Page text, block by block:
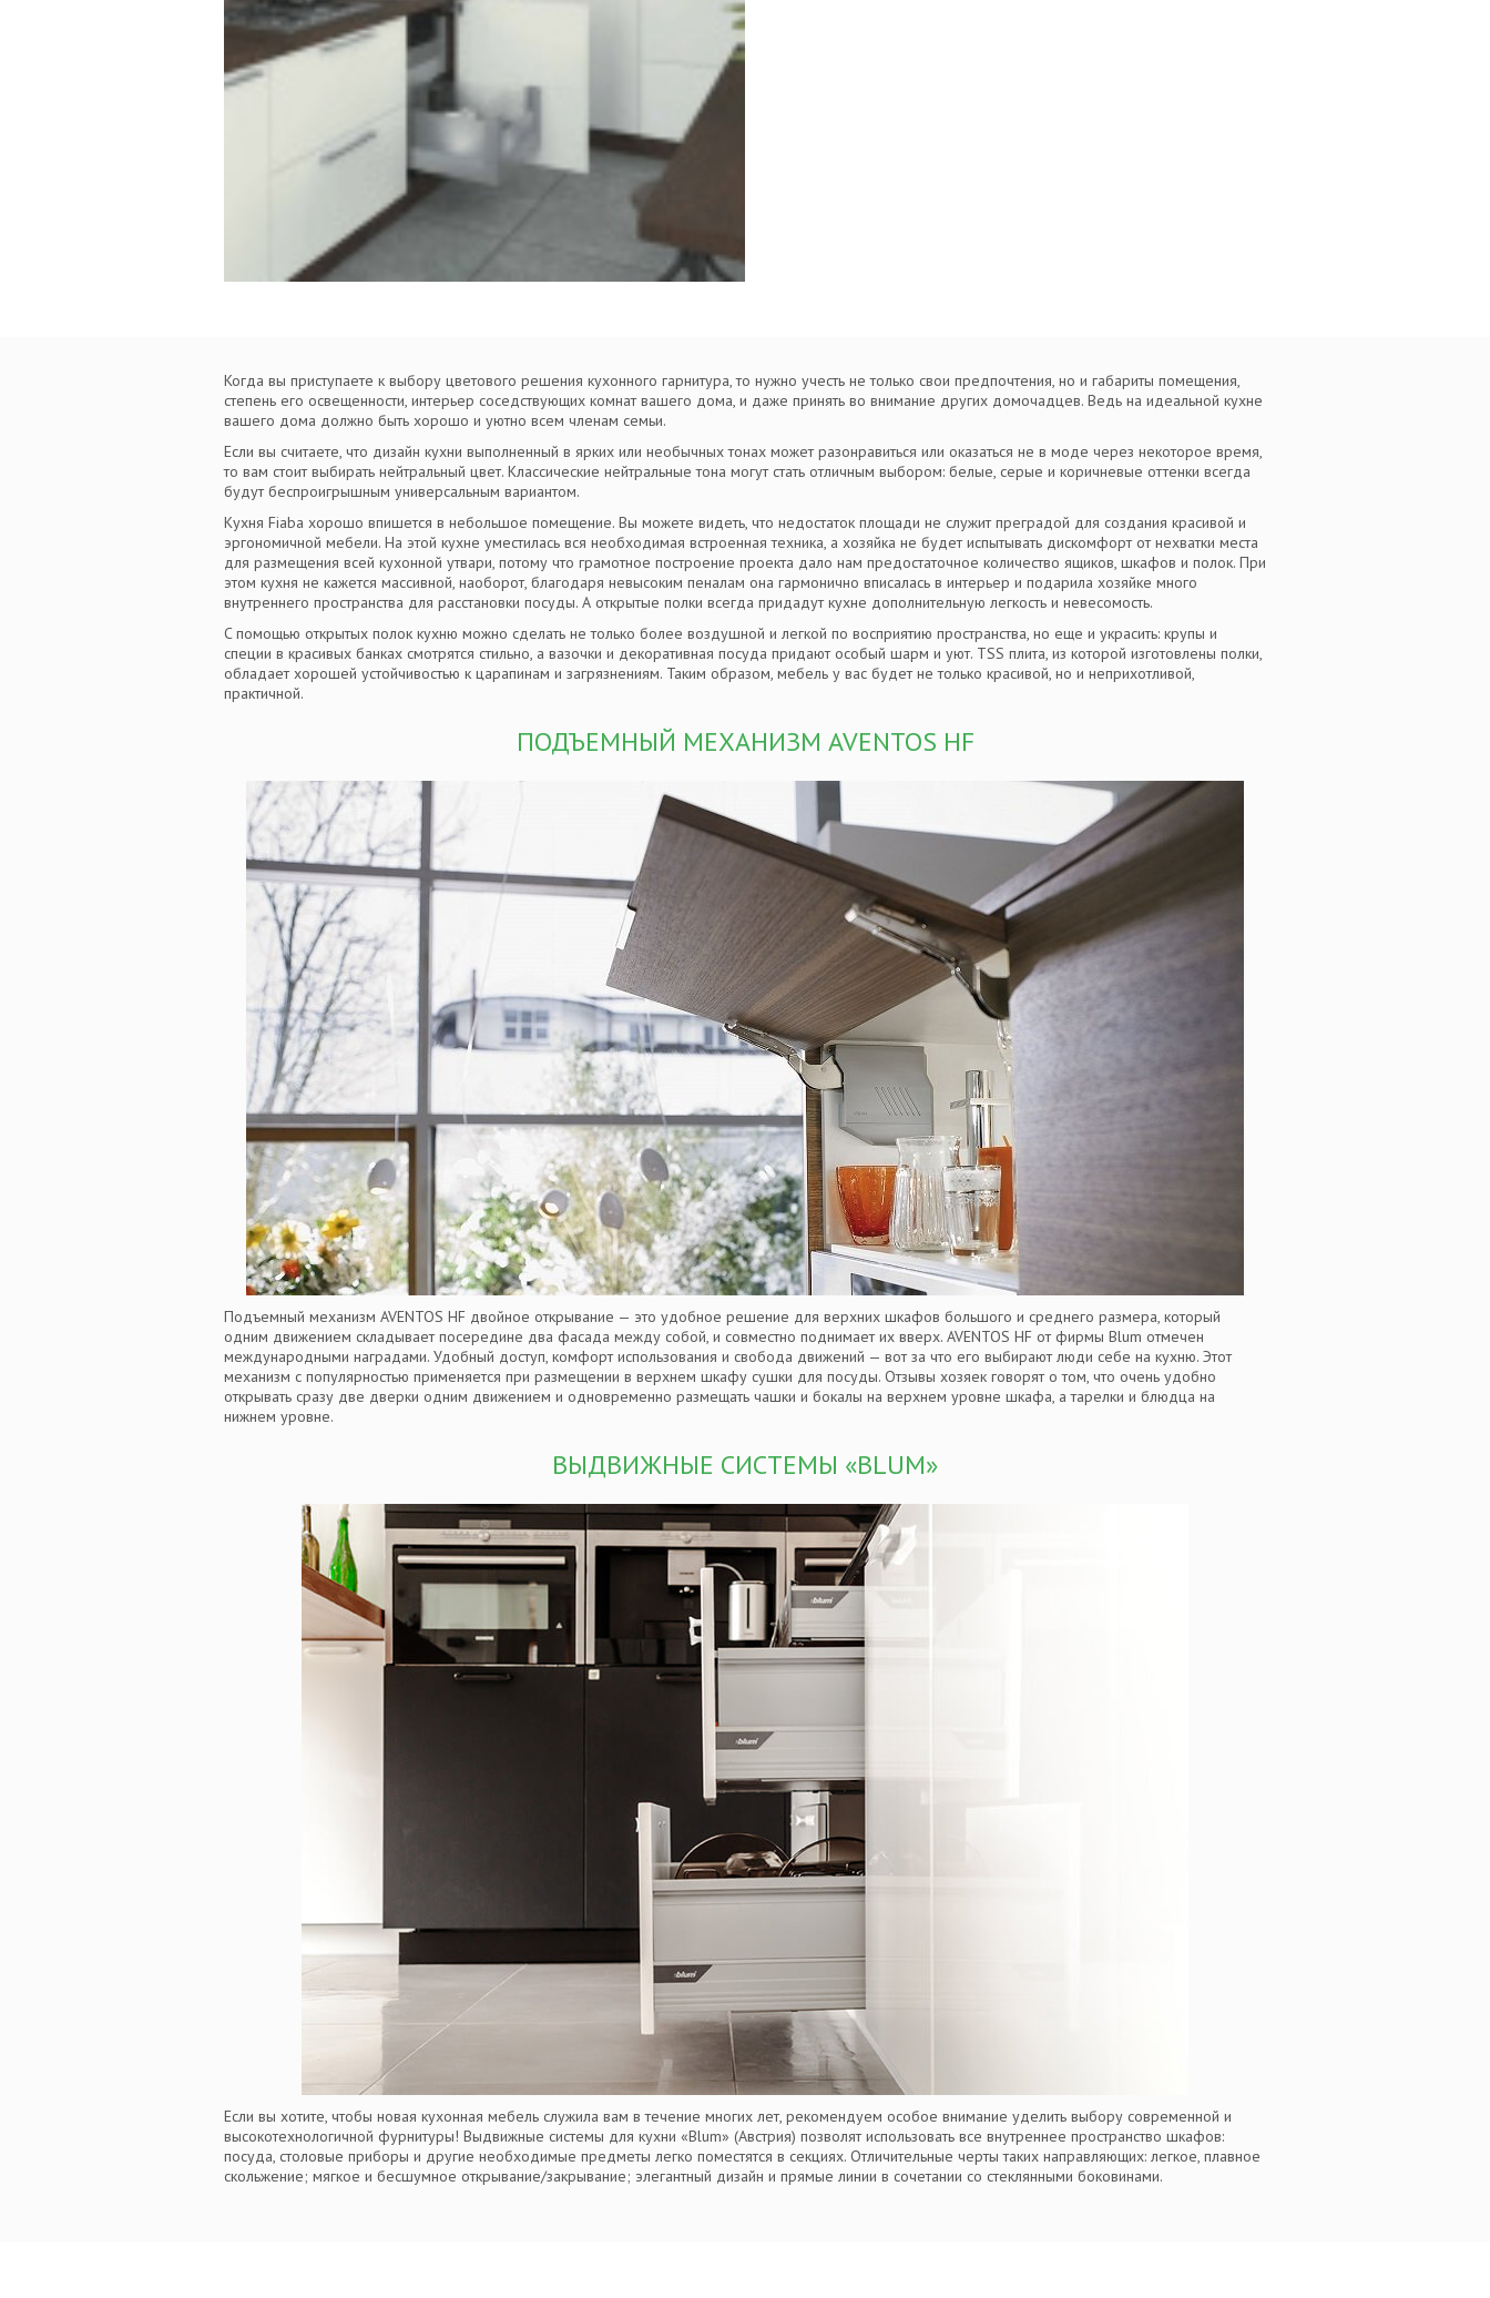
Когда вы приступаете к выбору цветового решения кухонного гарнитура, то нужно учесть не только свои предпочтения, но и габариты помещения,
степень его освещенности, интерьер соседствующих комнат вашего дома, и даже принять во внимание других домочадцев. Ведь на идеальной кухне
вашего дома должно быть хорошо и уютно всем членам семьи.
Если вы считаете, что дизайн кухни выполненный в ярких или необычных тонах может разонравиться или оказаться не в моде через некоторое время,
то вам стоит выбирать нейтральный цвет. Классические нейтральные тона могут стать отличным выбором: белые, серые и коричневые оттенки всегда
будут беспроигрышным универсальным вариантом.
Кухня Fiaba хорошо впишется в небольшое помещение. Вы можете видеть, что недостаток площади не служит преградой для создания красивой и
эргономичной мебели. На этой кухне уместилась вся необходимая встроенная техника, а хозяйка не будет испытывать дискомфорт от нехватки места
для размещения всей кухонной утвари, потому что грамотное построение проекта дало нам предостаточное количество ящиков, шкафов и полок. При
этом кухня не кажется массивной, наоборот, благодаря невысоким пеналам она гармонично вписалась в интерьер и подарила хозяйке много
внутреннего пространства для расстановки посуды. А открытые полки всегда придадут кухне дополнительную легкость и невесомость.
C помощью открытых полок кухню можно сделать не только более воздушной и легкой по восприятию пространства, но еще и украсить: крупы и
специи в красивых банках смотрятся стильно, а вазочки и декоративная посуда придают особый шарм и уют. TSS плита, из которой изготовлены полки,
обладает хорошей устойчивостью к царапинам и загрязнениям. Таким образом, мебель у вас будет не только красивой, но и неприхотливой,
практичной.
ПОДЪЕМНЫЙ МЕХАНИЗМ AVENTOS HF
Подъемный механизм AVENTOS HF двойное открывание — это удобное решение для верхних шкафов большого и среднего размера, который
одним движением складывает посередине два фасада между собой, и совместно поднимает их вверх. AVENTOS HF от фирмы Blum отмечен
международными наградами. Удобный доступ, комфорт использования и свобода движений — вот за что его выбирают люди себе на кухню. Этот
механизм с популярностью применяется при размещении в верхнем шкафу сушки для посуды. Отзывы хозяек говорят о том, что очень удобно
открывать сразу две дверки одним движением и одновременно размещать чашки и бокалы на верхнем уровне шкафа, а тарелки и блюдца на
нижнем уровне.
ВЫДВИЖНЫЕ СИСТЕМЫ «BLUM»
Если вы хотите, чтобы новая кухонная мебель служила вам в течение многих лет, рекомендуем особое внимание уделить выбору современной и
высокотехнологичной фурнитуры! Выдвижные системы для кухни «Blum» (Австрия) позволят использовать все внутреннее пространство шкафов:
посуда, столовые приборы и другие необходимые предметы легко поместятся в секциях. Отличительные черты таких направляющих: легкое, плавное
скольжение; мягкое и бесшумное открывание/закрывание; элегантный дизайн и прямые линии в сочетании со стеклянными боковинами.